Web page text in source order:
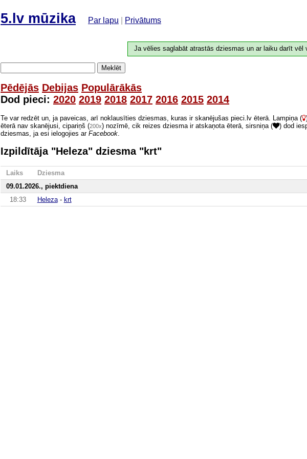
5.lv mūzika Par lapu Privātums
Ja vēlies saglabāt atrastās dziesmas un ar laiku darīt
Meklēt
Pēdējās Debijas Populārākās
Dod pieci: 2020 2019 2018 2017 2016 2015 2014
Te var redzēt un, ja paveicas, arī noklausīties dziesmas, kuras ir skanējušas pieci.lv ēterā. Lampiņa (
ēterā nav skanējusi, cipariņš (200x) nozīmē, cik reizes dziesma ir atskaņota ēterā, sirsniņa (
) dod
dziesmas, ja esi ielogojies ar Facebook
Izpildītāja "Heleza" dziesma "krt"
Laiks
Dziesma
09.01.2026., piektdiena
18:33
Heleza- krt